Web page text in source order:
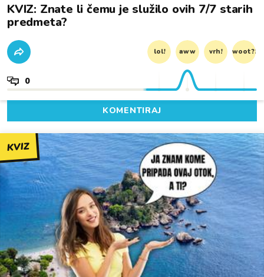
KVIZ: Znate li čemu je služilo ovih 7/7 starih
predmeta?
lol! aww vrh! woot?!
0
KOMENTIRAJ
KVIZ